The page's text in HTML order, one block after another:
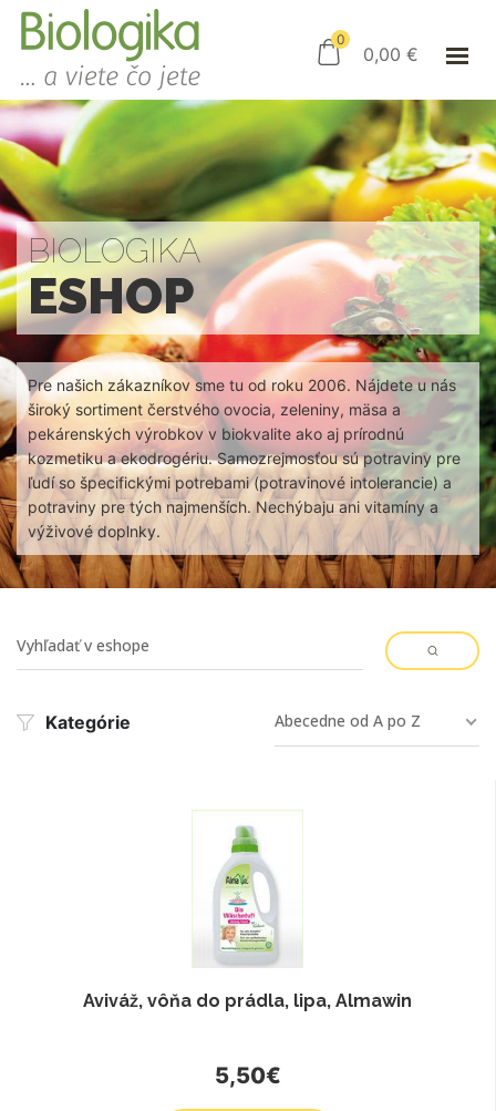
ESHOP
AKO NAKUPOVAŤ
KAMENNÝ OBCHOD
KONTAKT
0
0,00 €
PRIHLÁSENIE
BIOLOGIKA
ESHOP
Pre našich zákazníkov sme tu od roku 2006. Nájdete u nás
široký sortiment čerstvého ovocia, zeleniny, mäsa a
pekárenských výrobkov v biokvalite ako aj prírodnú
kozmetiku a ekodrogériu. Samozrejmosťou sú potraviny pre
ľudí so špecifickými potrebami (potravinové intolerancie) a
potraviny pre tých najmenších. Nechýbaju ani vitamíny a
výživové doplnky.
Kategórie Abecedne od A po Z
Aviváž, vôňa do prádla, lipa, Almawin
5,50€